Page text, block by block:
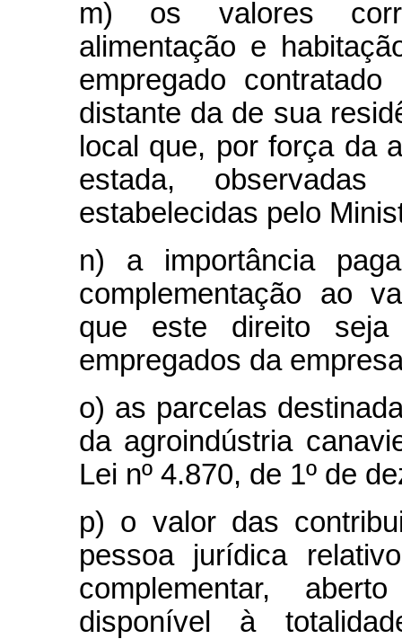
m) os valores
alimentação e
empregado
distante da de sua
local que, por força da
estada,
estabelecidas pelo
n) a importância
complementação ao
que este direito
empregados da
o) as parcelas
da agroindústria
Lei nº 4.870, de 1º de
p) o valor das
pessoa jurídica
complementar,
disponível à